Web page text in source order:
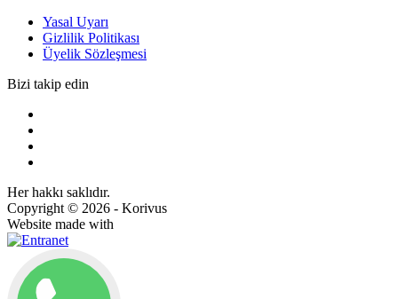
Yasal Uyarı
Gizlilik Politikası
Üyelik Sözleşmesi
Bizi takip edin
Her hakkı saklıdır.
Copyright © 2026 - Korivus
Website made with